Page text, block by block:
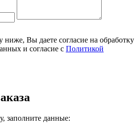
Вы даете согласие на обработку
и согласие с Политикой
заполните данные: